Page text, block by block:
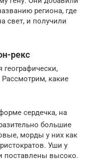
региона, где
свет, и получили
рекс
географически,
какие
сердечка, на
большие
морды у них как
Уши у
поставлены высоко.